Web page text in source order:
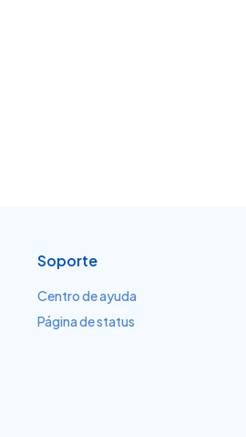
Soporte
Centro de ayuda
Página de status